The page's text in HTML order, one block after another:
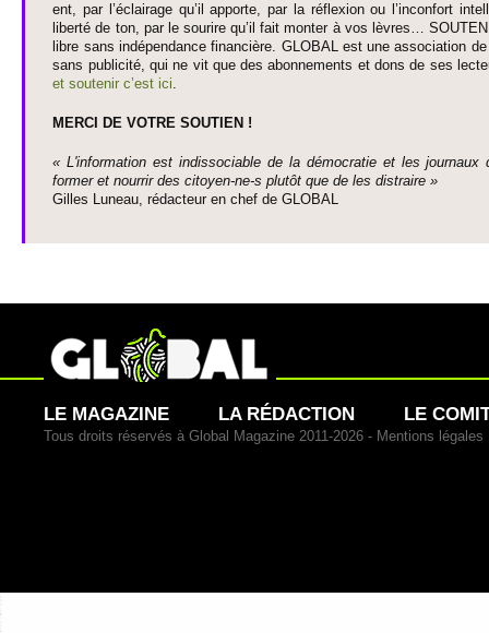
ent, par l’éclairage qu’il appo­rte, par la réflexion ou l’inconfort
liberté de ton, par le so­urire qu’il fait monter à vos lèvres…
libre sans indépendance financière. GLOBAL est une asso­ci­ation
sans publi­cité, qui ne vit que des abonne­ments et dons de ses
et so­utenir c’est ici.
MERCI DE VOTRE SO­UTIEN !
« L'information est indisso­ci­able de la démo­cratie et les journaux
former et nourrir des ci­to­yen-ne-s plutôt que de les dis­traire »
Gi­lles Luneau, rédacteur en chef de GLOBAL
LE MAGAZINE LA RÉDACTION LE
Tous droits réservés à Global Magazine 2011-2026 - Mentions légales